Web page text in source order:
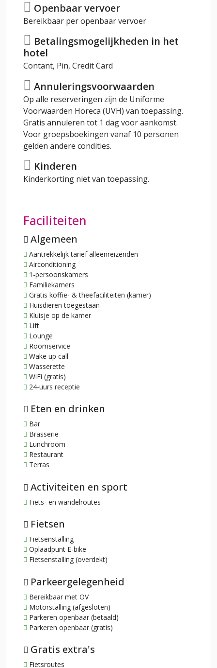
Openbaar vervoer
Bereikbaar per openbaar vervoer
Betalingsmogelijkheden in het
hotel
Contant, Pin, Credit Card
Annuleringsvoorwaarden
Op alle reserveringen zijn de Uniforme
Voorwaarden Horeca (UVH) van toepassing.
Gratis annuleren tot 1 dag voor aankomst.
Voor groepsboekingen vanaf 10 personen
gelden andere condities.
Kinderen
Kinderkorting niet van toepassing.
Faciliteiten
Algemeen
Aantrekkelijk tarief alleenreizenden
Airconditioning
1-persoonskamers
Familiekamers
Gratis koffie- & theefaciliteiten (kamer)
Huisdieren toegestaan
Kluisje op de kamer
Lift
Lounge
Roomservice
Wake up call
Wasserette
WiFi (gratis)
24-uurs receptie
Eten en drinken
Bar
Brasserie
Lunchroom
Restaurant
Terras
Activiteiten en sport
Fiets- en wandelroutes
Fietsen
Fietsenstalling
Oplaadpunt E-bike
Fietsenstalling (overdekt)
Parkeergelegenheid
Bereikbaar met OV
Motorstalling (afgesloten)
Parkeren openbaar (betaald)
Parkeren openbaar (gratis)
Gratis extra's
Fietsroutes